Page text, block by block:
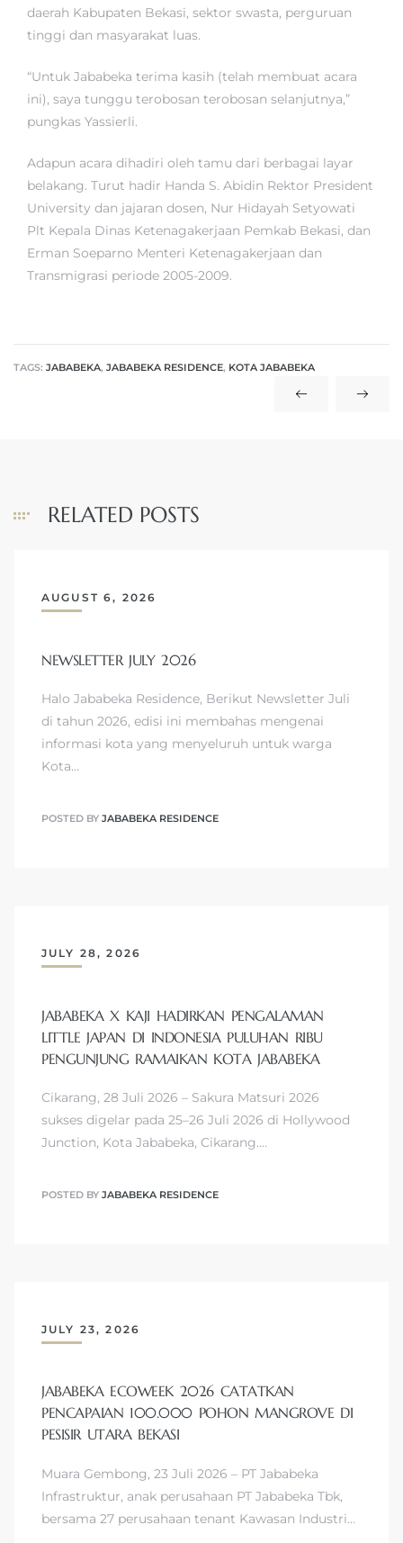
daerah Kabupaten Bekasi, sektor swasta, perguruan
tinggi dan masyarakat luas.
“Untuk Jababeka terima kasih (telah membuat acara
ini), saya tunggu terobosan terobosan selanjutnya,”
pungkas Yassierli.
Adapun acara dihadiri oleh tamu dari berbagai layar
belakang. Turut hadir Handa S. Abidin Rektor President
University dan jajaran dosen, Nur Hidayah Setyowati
Plt Kepala Dinas Ketenagakerjaan Pemkab Bekasi, dan
Erman Soeparno Menteri Ketenagakerjaan dan
Transmigrasi periode 2005-2009.
TAGS: JABABEKA, JABABEKA RESIDENCE, KOTA JABABEKA
RELATED POSTS
AUGUST 6, 2026
NEWSLETTER JULY 2026
Halo Jababeka Residence, Berikut Newsletter Juli
di tahun 2026, edisi ini membahas mengenai
informasi kota yang menyeluruh untuk warga
Kota…
POSTED BY JABABEKA RESIDENCE
JULY 28, 2026
JABABEKA X KAJI HADIRKAN PENGALAMAN
LITTLE JAPAN DI INDONESIA PULUHAN RIBU
PENGUNJUNG RAMAIKAN KOTA JABABEKA
Cikarang, 28 Juli 2026 – Sakura Matsuri 2026
sukses digelar pada 25–26 Juli 2026 di Hollywood
Junction, Kota Jababeka, Cikarang.…
POSTED BY JABABEKA RESIDENCE
JULY 23, 2026
JABABEKA ECOWEEK 2026 CATATKAN
PENCAPAIAN 100.000 POHON MANGROVE DI
PESISIR UTARA BEKASI
Muara Gembong, 23 Juli 2026 – PT Jababeka
Infrastruktur, anak perusahaan PT Jababeka Tbk,
bersama 27 perusahaan tenant Kawasan Industri…